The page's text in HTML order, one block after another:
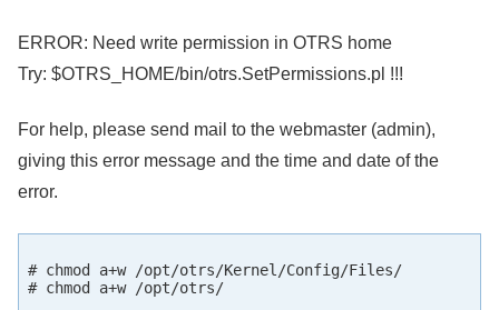
ERROR: Need write permission in OTRS home
Try: $OTRS_HOME/bin/otrs.SetPermissions.pl !!!
For help, please send mail to the webmaster (admin),
giving this error message and the time and date of the
error.
# chmod a+w /opt/otrs/Kernel/Config/Files/
# chmod a+w /opt/otrs/